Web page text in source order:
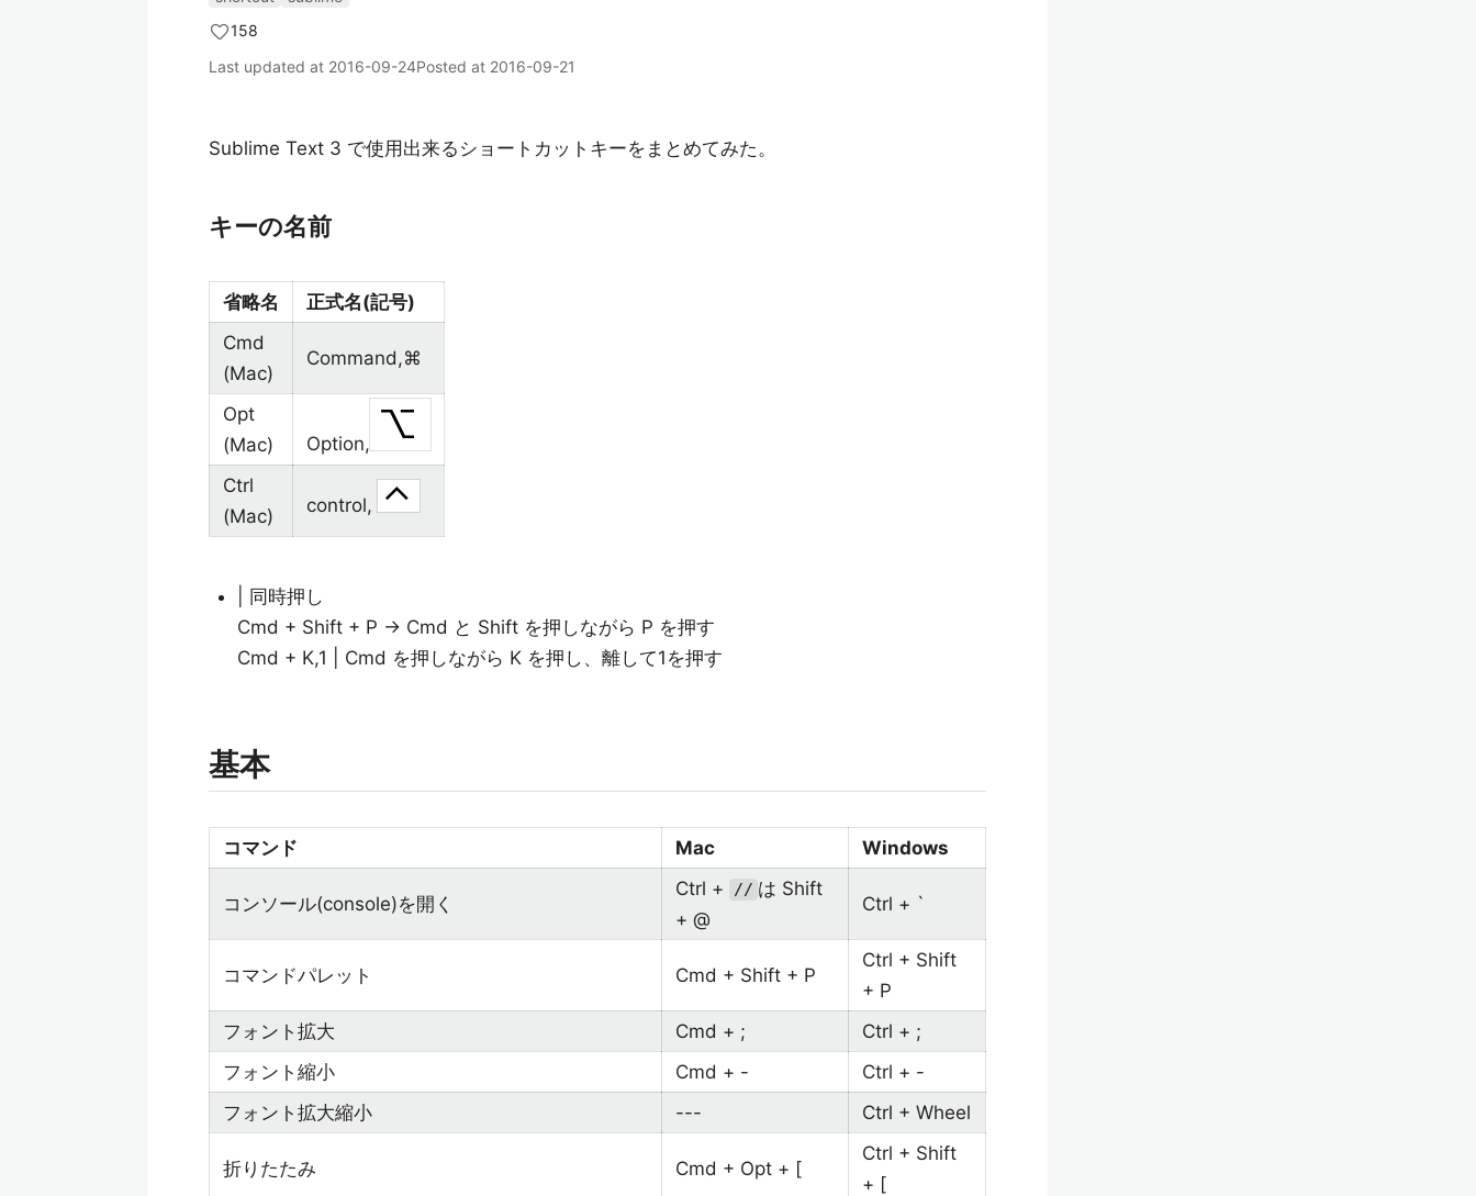
158
Last updated at 2016-09-24Posted at 2016-09-21
Sublime Text 3 で使用出来るショートカットキーをまとめてみた。
キーの名前
省略名
正式名(記号)
Cmd
(Mac)
Command,⌘
Opt
(Mac)
Option,
Ctrl
(Mac)
control,
| 同時押し
Cmd + Shift + P -> Cmd と Shift を押しながら P を押す
Cmd + K,1 | Cmd を押しながら K を押し、離して1を押す
基本
コマンド Mac Windows
コンソール(console)を開く
Ctrl + // は Shift
+ @
Ctrl + `
コマンドパレット Cmd + Shift + P
Ctrl + Shift
+ P
フォント拡大
Cmd + ;
Ctrl + ;
フォント縮小
Cmd + -
Ctrl + -
フォント拡大縮小
--- Ctrl + Wheel
折りたたみ Cmd + Opt + [
Ctrl + Shift
+ [